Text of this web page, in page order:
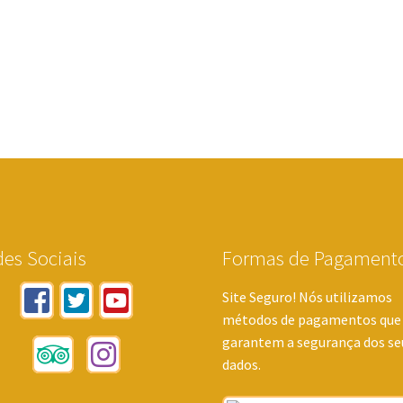
Sociais Formas de
Site Seguro! Nós utilizamos
métodos de pagamentos que
garantem a segurança dos
dados.